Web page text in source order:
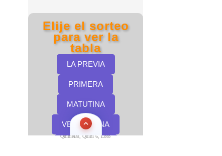
Quinielas, Quini 6, Loto